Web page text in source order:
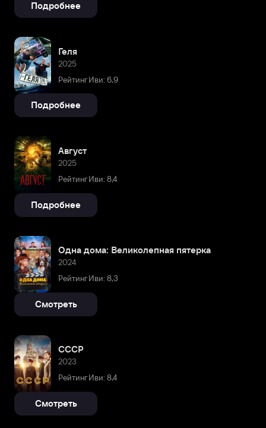
Подробнее
Геля
2025
Рейтинг Иви: 6,9
Подробнее
Август
2025
Рейтинг Иви: 8,4
Подробнее
Одна дома: Великолепная пятерка
2024
Рейтинг Иви: 8,3
Смотреть
СССР
2023
Рейтинг Иви: 8,4
Смотреть